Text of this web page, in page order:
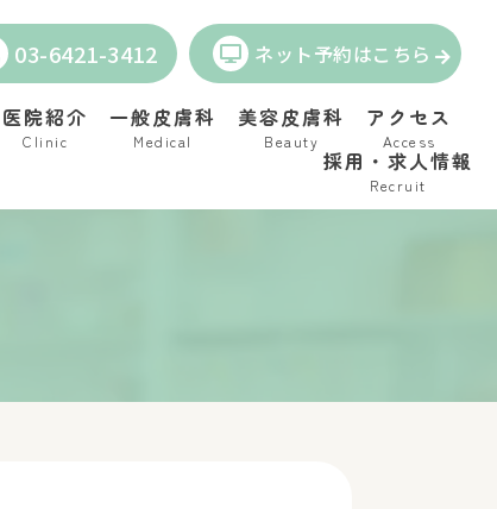
03-6421-3412 ネット予約はこちら
医院紹介
Clinic
一般皮膚科
Medical
美容皮膚科
Beauty
アクセス
Access
採用・求人情報
Recruit